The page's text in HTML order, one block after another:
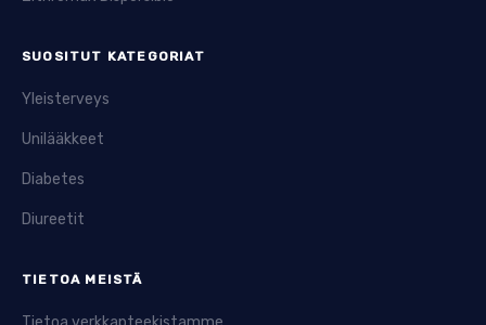
SUOSITUT KATEGORIAT
Yleisterveys
Unilääkkeet
Diabetes
Diureetit
TIETOA MEISTÄ